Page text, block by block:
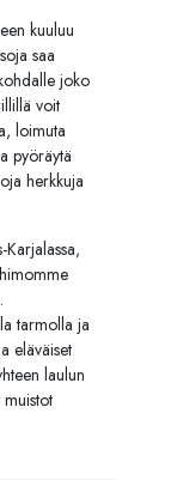
kuuluu
saa
joko
voit
loimuta
pyöräytä
herkkuja
tarmolla ja
eläväiset
laulun